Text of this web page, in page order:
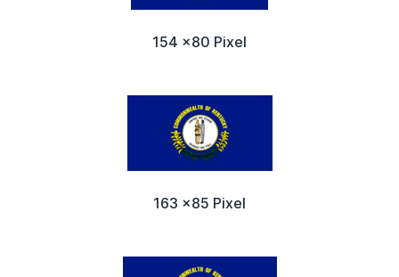
154 x80 Pixel
163 x85 Pixel